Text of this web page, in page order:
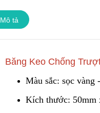
Mô tả
Băng Keo Chống
Màu sắc: sọc vàng
Kích thước: 50mm